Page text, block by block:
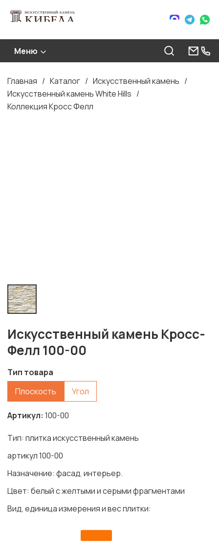
Меню
Строка
навигации
Главная Каталог
Искусственный камень
Искусственный камень White Hills
Коллекция Кросс Фелл
Искусственный камень Кросс-
Фелл 100-00
Тип товара
Плоскость
Угол
Артикул 100-00
Тип: плитка искусственный камень
артикул 100-00
Назначение: фасад, интерьер.
Цвет: белый с желтыми и серыми фрагментами
Вид, единица измерения и вес плитки: